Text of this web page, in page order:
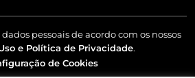
pessoais de acordo com os nossos
e Política de Privacidade.
de Cookies